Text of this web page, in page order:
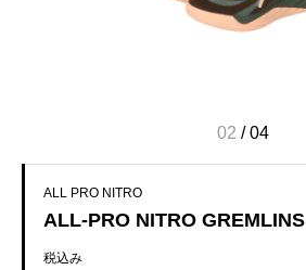
02 /04
ALL PRO NITRO
ALL-PRO NITRO GREMLINS
税込み